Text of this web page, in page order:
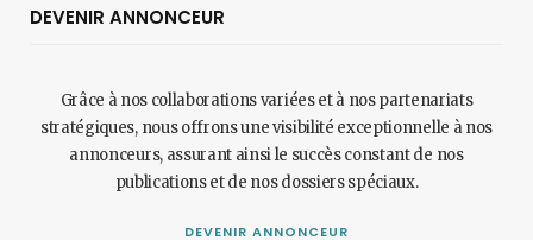
DEVENIR ANNONCEUR
Grâce à nos collaborations variées et à nos partenariats
stratégiques, nous offrons une visibilité exceptionnelle à nos
annonceurs, assurant ainsi le succès constant de nos
publications et de nos dossiers spéciaux.
DEVENIR ANNONCEUR